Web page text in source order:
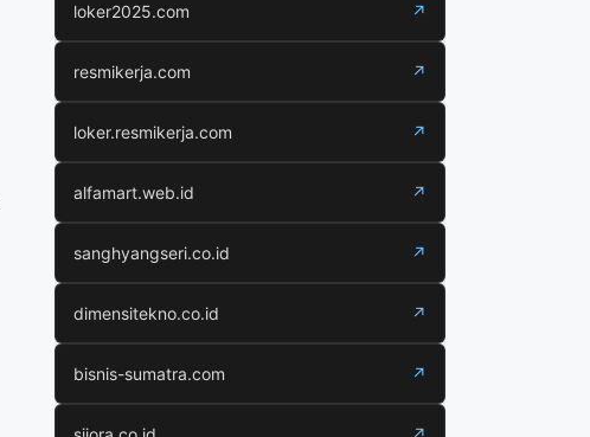
loker2025.com ↗
resmikerja.com ↗
loker.resmikerja.com ↗
alfamart.web.id ↗
sanghyangseri.co.id ↗
dimensitekno.co.id ↗
bisnis-sumatra.com ↗